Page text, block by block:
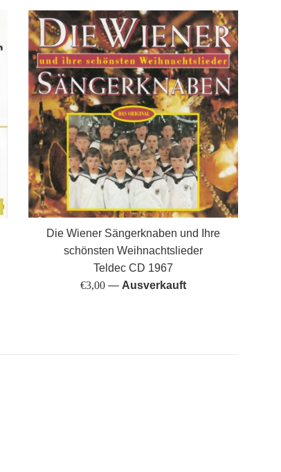
Die Wiener Sängerknaben und Ihre
schönsten Weihnachtslieder
Teldec CD 1967
Normaler
€3,00 — Ausverkauft